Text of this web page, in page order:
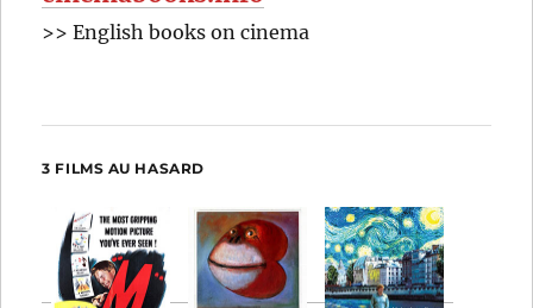
>> English books on cinema
3 FILMS AU HASARD